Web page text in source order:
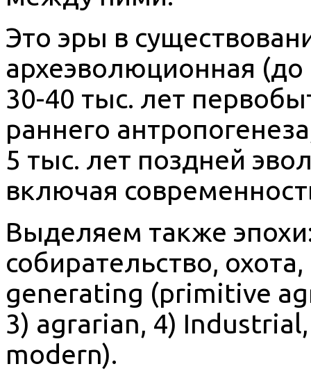
Это эры в
археэволюционная (до
30-40 тыс. лет
раннего
5 тыс. лет поздней
включая
Выделяем также
собирательство,
generating (primitive
3) agrarian, 4)
modern).